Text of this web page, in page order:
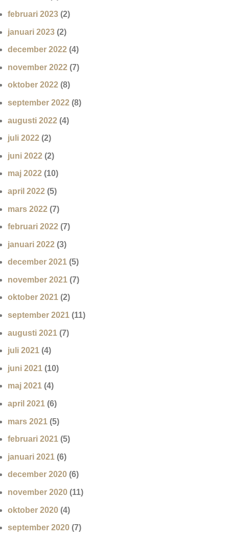
februari 2023 (2)
januari 2023 (2)
december 2022 (4)
november 2022 (7)
oktober 2022 (8)
september 2022 (8)
augusti 2022 (4)
juli 2022 (2)
juni 2022 (2)
maj 2022 (10)
april 2022 (5)
mars 2022 (7)
februari 2022 (7)
januari 2022 (3)
december 2021 (5)
november 2021 (7)
oktober 2021 (2)
september 2021 (11)
augusti 2021 (7)
juli 2021 (4)
juni 2021 (10)
maj 2021 (4)
april 2021 (6)
mars 2021 (5)
februari 2021 (5)
januari 2021 (6)
december 2020 (6)
november 2020 (11)
oktober 2020 (4)
september 2020 (7)